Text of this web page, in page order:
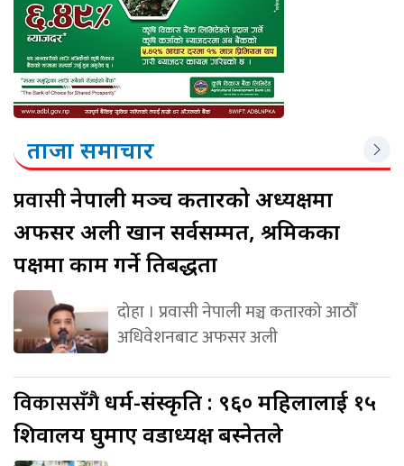
ताजा समाचार
प्रवासीनेपाली मञ्च कतारको अध्यक्षमा
अफसर अली खान सर्वसम्मत, श्रमिकका
पक्षमा काम गर्ने प्रतिबद्धता
दोहा । प्रवासी नेपाली मञ्च कतारको आठौँ
अधिवेशनबाट अफसर अली
विकाससँगैधर्म-संस्कृति : ९६० महिलालाई १५
शिवालय घुमाए वडाध्यक्ष बस्नेतले